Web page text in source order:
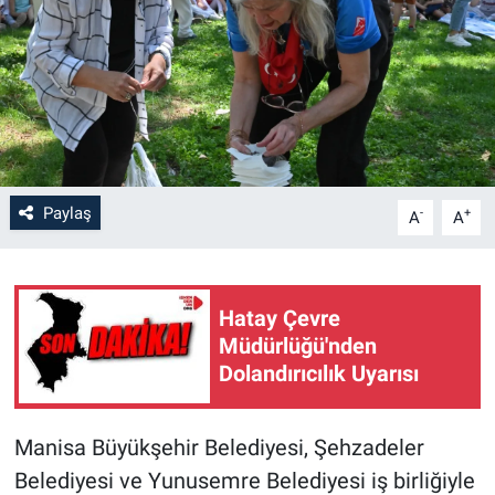
Paylaş A- A+
Hatay Çevre
Müdürlüğü'nden
Dolandırıcılık Uyarısı
Manisa Büyükşehir Belediyesi, Şehzadeler
Belediyesi ve Yunusemre Belediyesi iş birliğiyle